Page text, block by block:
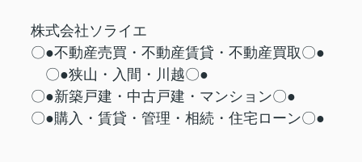
株式会社ソライエ
〇●不動産売買・不動産賃貸・不動産買取〇●
〇●狭山・入間・川越〇●
〇●新築戸建・中古戸建・マンション〇●
〇●購入・賃貸・管理・相続・住宅ローン〇●